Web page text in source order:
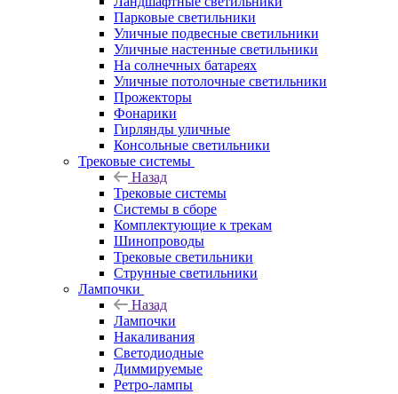
Парковые светильники
Уличные подвесные светильники
Уличные настенные светильники
На солнечных батареях
Уличные потолочные светильники
Прожекторы
Фонарики
Гирлянды уличные
Консольные светильники
Трековые системы
Назад
Трековые системы
Системы в сборе
Комплектующие к трекам
Шинопроводы
Трековые светильники
Струнные светильники
Лампочки
Назад
Лампочки
Накаливания
Светодиодные
Диммируемые
Ретро-лампы